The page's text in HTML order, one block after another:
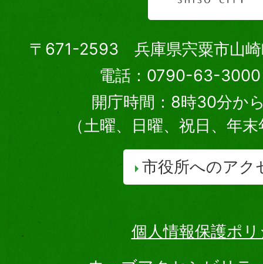
〒671-2593 兵庫県宍粟市山崎
電話：0790-63-3000
開庁時間：8時30分か
（土曜、日曜、祝日、年
市役所へのアク
個人情報保護ポ